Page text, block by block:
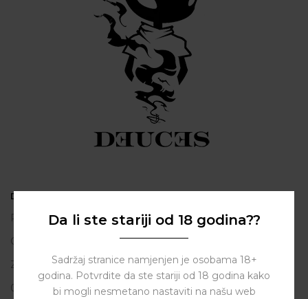
DEUCES
Polačišće 2
City Gallery
Zadar
098 163 2222
Da li ste stariji od 18 godina??
Sadržaj stranice namjenjen je osobama 18+
godina. Potvrdite da ste stariji od 18 godina kako
bi mogli nesmetano nastaviti na našu web